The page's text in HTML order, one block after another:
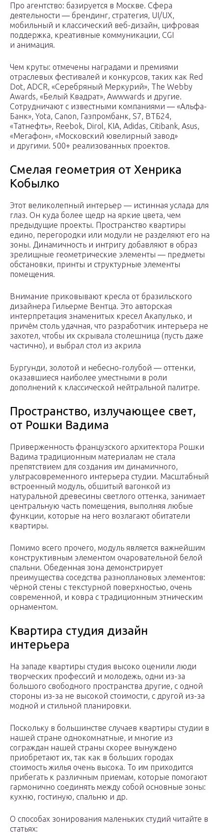
Про агентство: базируется в Москве. Сфера
деятельности ― брендинг, стратегия, UI/UX,
мобильный и классический веб-дизайн, цифровая
поддержка, креативные коммуникации, CGI
и анимация.
Чем круты: отмечены наградами и премиями
отраслевых фестивалей и конкурсов, таких как Red
Dot, ADCR, «Серебряный Меркурий», The Webby
Awards, «Белый Квадрат», Awwwards и другие.
Сотрудничают с известными компаниями ― «Альфа-
Банк», Yota, Canon, Газпромбанк, S7, ВТБ24,
«Татнефть», Reebok, Dirol, KIA, Adidas, Citibank, Asus,
«Мегафон», «Московский ювелирный завод»
и другими. 500+ реализованных проектов.
Смелая геометрия от Хенрика
Кобылко
Этот великолепный интерьер — истинная услада для
глаз. Он куда более щедр на яркие цвета, чем
предыдущие проекты. Пространство квартиры
едино, перегородки или модули не разделяют его на
зоны. Динамичность и интригу добавляют в образ
зрелищные геометрические элементы — предметы
обстановки, принты и структурные элементы
помещения.
Внимание приковывают кресла от бразильского
дизайнера Гильерме Вентца. Это авторская
интерпретация знаменитых кресел Акапулько, и
причём столь удачная, что разработчик интерьера не
захотел, чтобы их скрывала столешница (пусть даже
частично), и выбрал стол из акрила
Бургунди, золотой и небесно-голубой — оттенки,
оказавшиеся наиболее уместными в роли
дополнений к классической нейтральной палитре.
Пространство, излучающее свет,
от Рошки Вадима
Приверженность французского архитектора Рошки
Вадима традиционным материалам не стала
препятствием для создания им динамичного,
ультрасовременного интерьера студии. Масштабный
встроенный модуль, обшитый вагонкой из
натуральной древесины светлого оттенка, занимает
центральную часть помещения, выполняя любые
функции, которые на него возлагают обитатели
квартиры.
Помимо всего прочего, модуль является важнейшим
конструктивным элементом очаровательной белой
спальни. Обеденная зона демонстрирует
преимущества соседства разноплановых элементов:
чёрной стены с текстурной поверхностью, очень
современной, и ковра с традиционным этническим
орнаментом.
Квартира студия дизайн
интерьера
На западе квартиры студия высоко оценили люди
творческих профессий и молодежь, одни из-за
большого свободного пространства другие, с одной
стороны из-за не высокой стоимости, с другой из-за
модной и стильной планировки.
Поскольку в большинстве случаев квартиры студии в
нашей стране однокомнатные, и многие из
сограждан нашей страны скорее вынуждено
приобретают их, так как в больших городах
стоимость жилья очень высока. То им приходится
прибегать к различным приемам, которые помогают
гармонично соединять между собой основные зоны:
кухню, гостиную, спальню и др.
О способах зонирования маленьких студий читайте в
статьях: